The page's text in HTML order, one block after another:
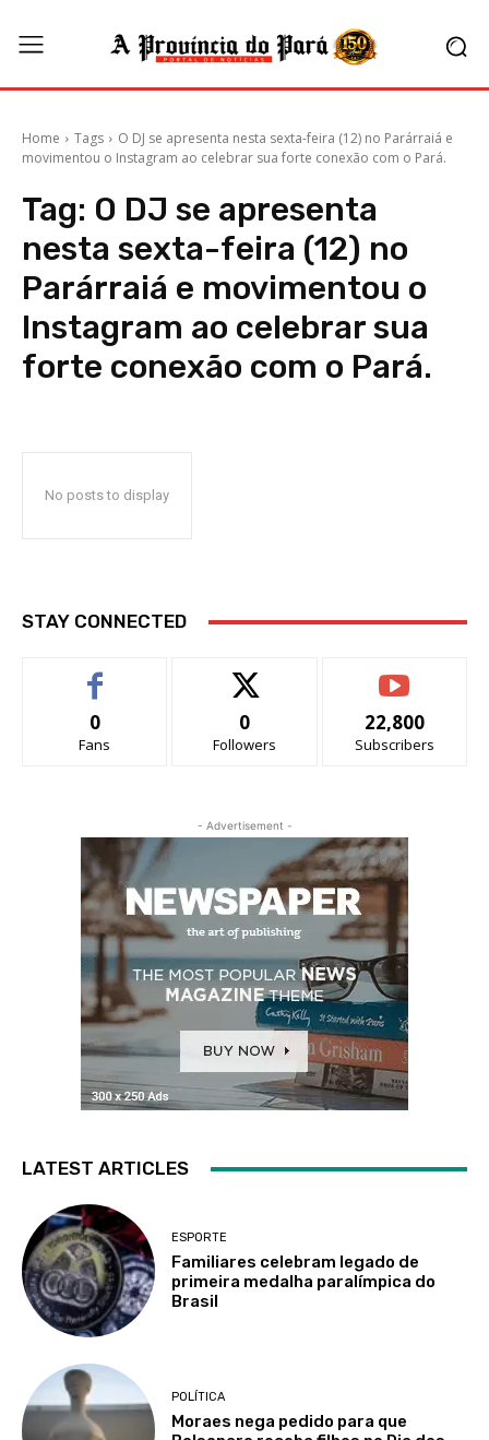
Home Tags
O DJ se apresenta nesta sexta-feira (12) no Parárraiá e
movimentou o Instagram ao celebrar sua forte conexão com o Pará.
Tag: O DJ se apresenta
nesta sexta-feira (12) no
Parárraiá e movimentou o
Instagram ao celebrar sua
forte conexão com o Pará.
No posts to display
STAY CONNECTED
0
Fans
0
Followers
22,800
Subscribers
- Advertisement -
LATEST ARTICLES
ESPORTE
Familiares celebram legado de
primeira medalha paralímpica do
Brasil
POLÍTICA
Moraes nega pedido para que